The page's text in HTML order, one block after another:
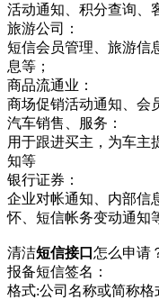
活动通知、积分查询、
旅游公司：
短信会员管理、旅游信
息等；
商品流通业：
商场促销活动通知、会
汽车销售、服务：
用于跟进买主，为车主
知等
银行证券：
企业对帐通知、内部信
怀、短信帐务变动通知
清洁短信接口 怎么申请
报备短信签名：
格式:公司名称或简称格